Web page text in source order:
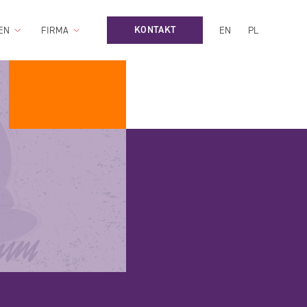
FIRMA KONTAKT EN PL